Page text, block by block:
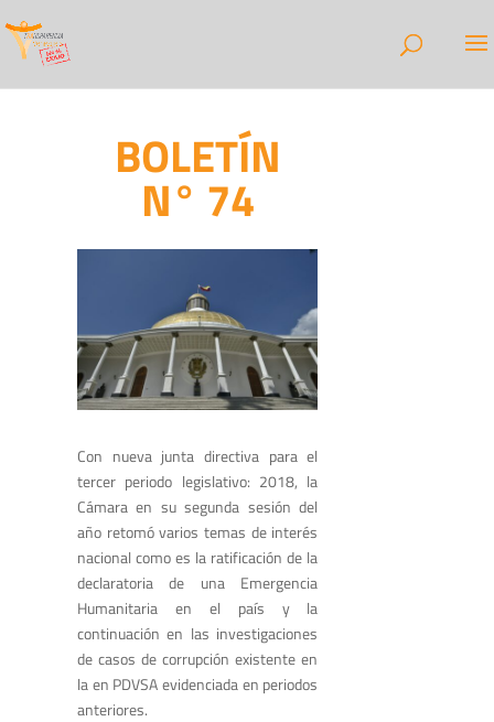
BOLETÍN
N° 74
Con nueva junta directiva para el
tercer periodo legislativo: 2018, la
Cámara en su segunda sesión del
año retomó varios temas de interés
nacional como es la ratificación de la
declaratoria de una Emergencia
Humanitaria en el país y la
continuación en las investigaciones
de casos de corrupción existente en
la en PDVSA evidenciada en periodos
anteriores.